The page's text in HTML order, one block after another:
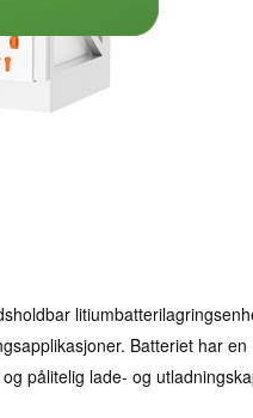
Batteriet har
pålitelig lade- og